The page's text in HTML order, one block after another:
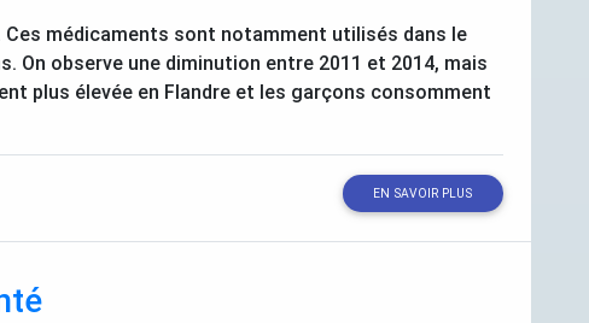
médicaments sont notamment utilisés dans le
On observe une diminution entre 2011 et 2014, mais
plus élevée en Flandre et les garçons consomment
EN SAVOIR PLUS